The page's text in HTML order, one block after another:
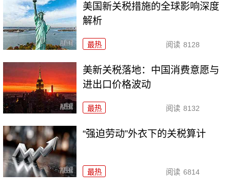
美国新关税措施的全球影响深度
解析
最热 阅读 8128
美新关税落地：中国消费意愿与
进出口价格波动
最热 阅读 8132
“强迫劳动”外衣下的关税算计
最热 阅读 6814